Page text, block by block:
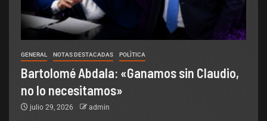
GENERAL NOTAS DESTACADAS POLÌTICA
Bartolomé Abdala: «Ganamos sin Claudio,
no lo necesitamos»
julio 29, 2026 admin